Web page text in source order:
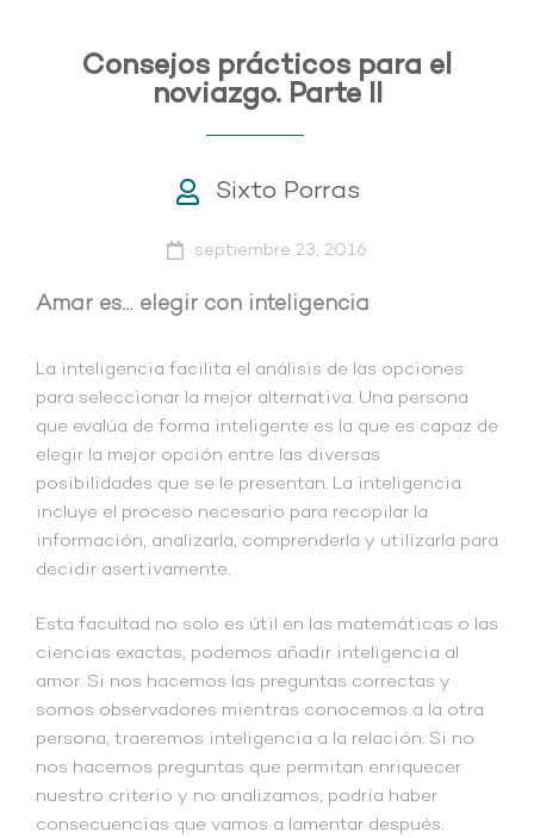
Consejos prácticos para el
noviazgo. Parte II
Sixto Porras
septiembre 23, 2016
Amar es… elegir con inteligencia
La inteligencia facilita el análisis de las opciones
para seleccionar la mejor alternativa. Una persona
que evalúa de forma inteligente es la que es capaz de
elegir la mejor opción entre las diversas
posibilidades que se le presentan. La inteligencia
incluye el proceso necesario para recopilar la
información, analizarla, comprenderla y utilizarla para
decidir asertivamente.
Esta facultad no solo es útil en las matemáticas o las
ciencias exactas, podemos añadir inteligencia al
amor. Si nos hacemos las preguntas correctas y
somos observadores mientras conocemos a la otra
persona, traeremos inteligencia a la relación. Si no
nos hacemos preguntas que permitan enriquecer
nuestro criterio y no analizamos, podría haber
consecuencias que vamos a lamentar después.